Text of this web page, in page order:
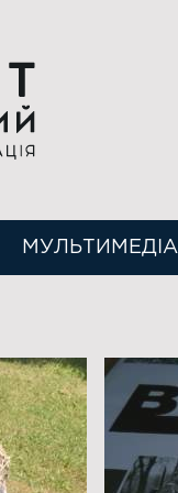
МУЛЬТИМЕДІА